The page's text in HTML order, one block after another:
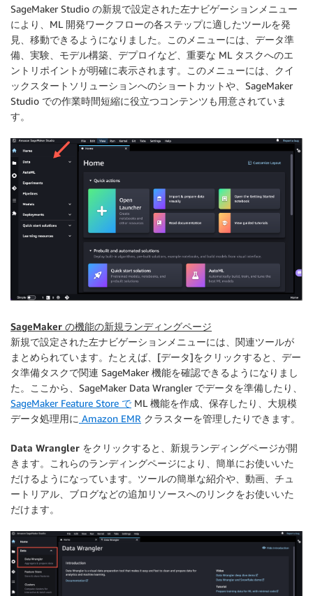
SageMaker Studio の新規で設定された左ナビゲーションメニュー
により、ML 開発ワークフローの各ステップに適したツールを発
見、移動できるようになりました。このメニューには、データ準
備、実験、モデル構築、デプロイなど、重要な ML タスクへのエ
ントリポイントが明確に表示されます。このメニューには、クイ
ックスタートソリューションへのショートカットや、SageMaker
Studio での作業時間短縮に役立つコンテンツも用意されていま
す。
SageMaker の機能の新規ランディングページ
新規で設定された左ナビゲーションメニューには、関連ツールが
まとめられています。たとえば、[データ]をクリックすると、デー
タ準備タスクで関連 SageMaker 機能を確認できるようになりまし
た。ここから、SageMaker Data Wrangler でデータを準備したり、
SageMaker Feature Store で ML 機能を作成、保存したり、大規模
データ処理用に Amazon EMR クラスターを管理したりできます。
Data Wrangler をクリックすると、新規ランディングページが開
きます。これらのランディングページにより、簡単にお使いいた
だけるようになっています。ツールの簡単な紹介や、動画、チュ
ートリアル、ブログなどの追加リソースへのリンクをお使いいた
だけます。